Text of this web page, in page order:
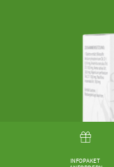
INFOPAKET